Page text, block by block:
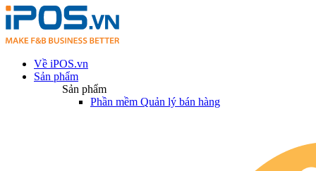
Về iPOS.vn
Sản phẩm
Sản phẩm
Phần mềm Quản lý bán hàng